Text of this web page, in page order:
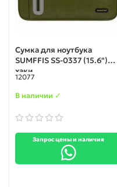
Сумка для ноутбука
SUMFFIS SS-0337 (15.6")
хаки
12077
В наличии ✓
Запрос цены и наличия